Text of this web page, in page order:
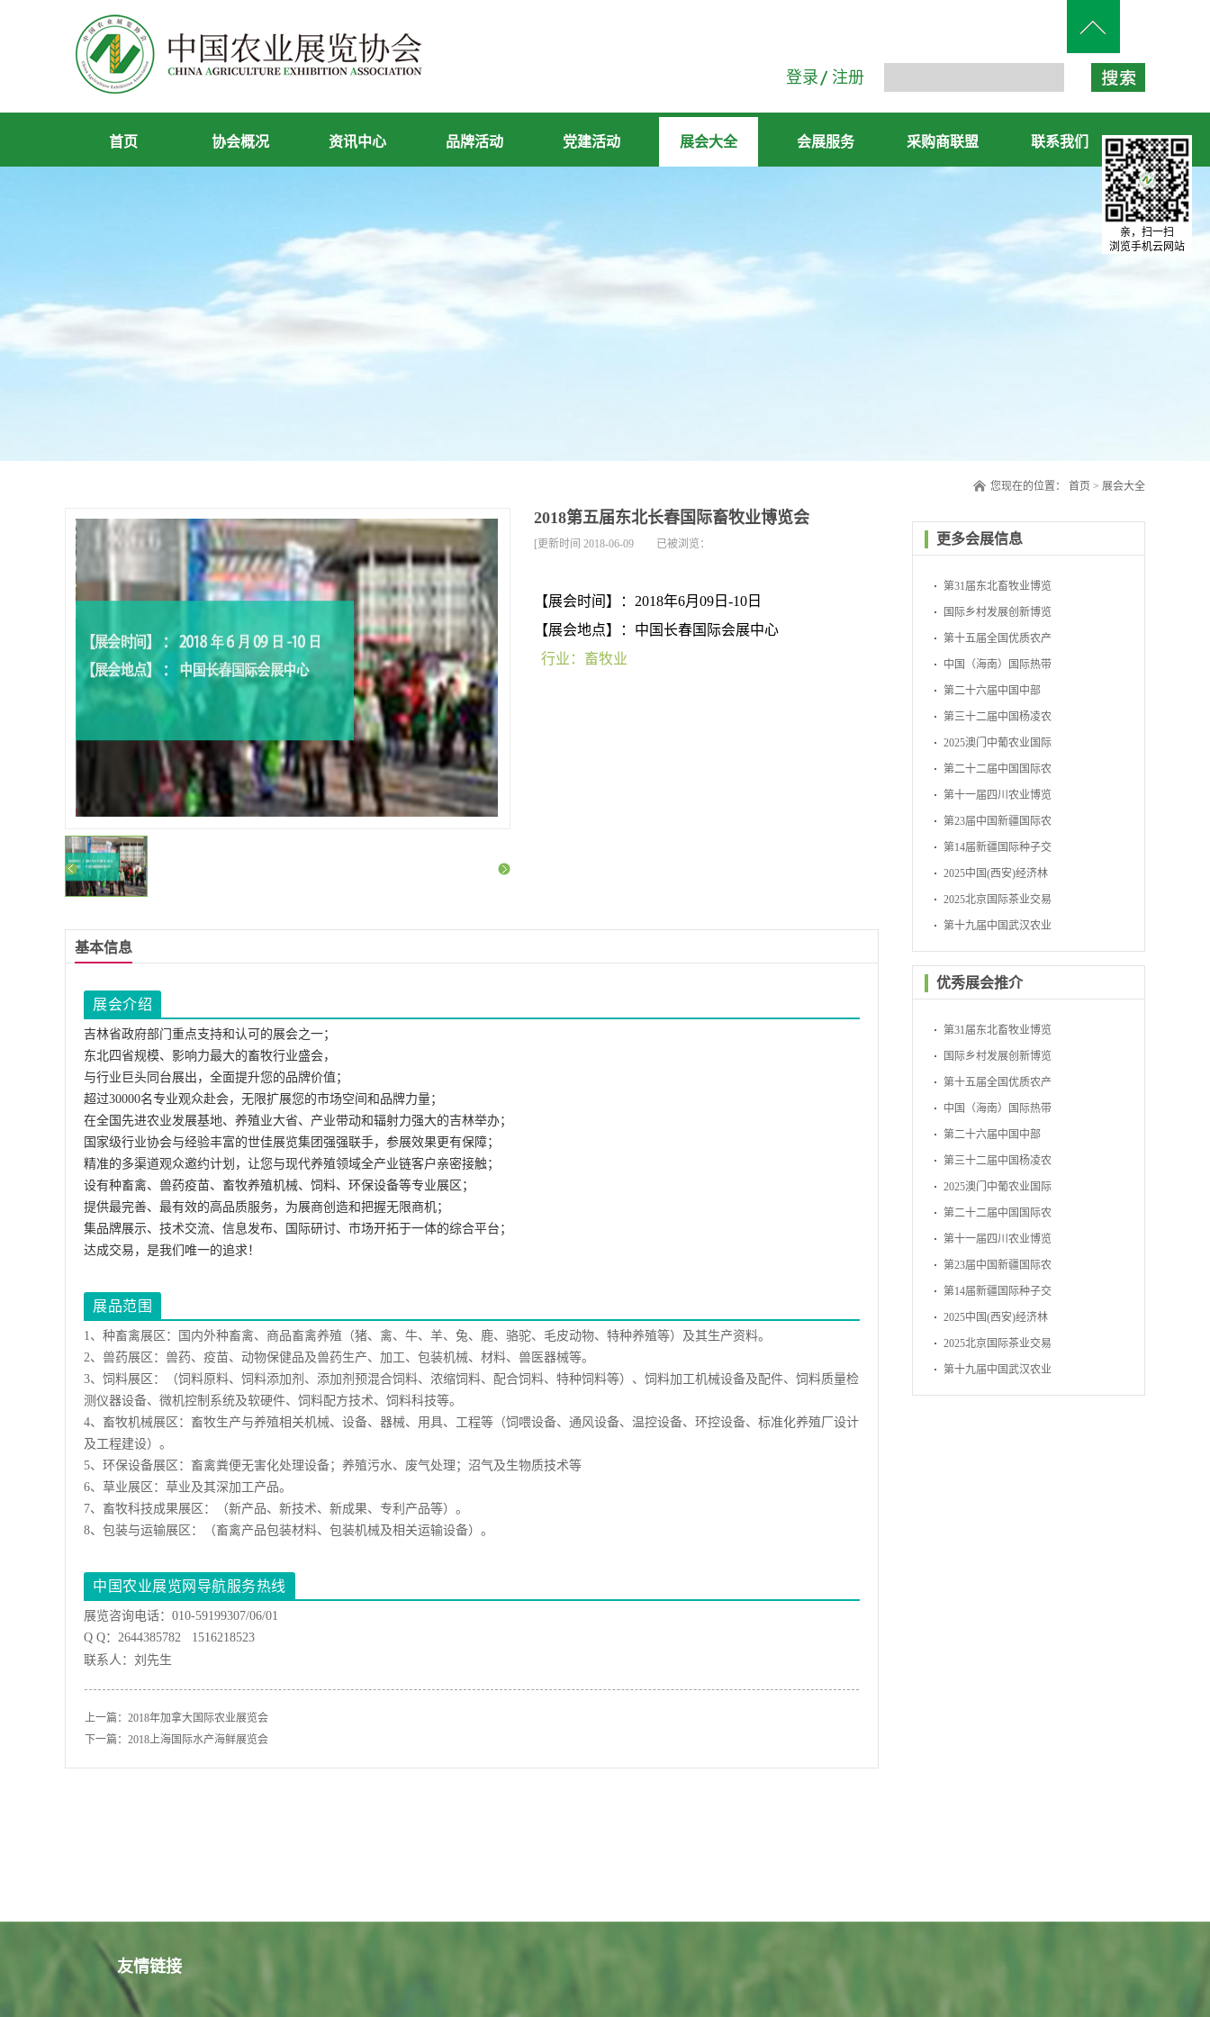
登录 注册
首页 协会概况 资讯中心 品牌活动 党建活动 展会大全 会展服务 采购商联盟 联系我们
您现在的位置： 首页 > 展会大全
更多会展信息
第31届东北畜牧业博览
会 国际乡村发展创新博览
会第十五届全国优质农产
品展销周
中国（海南）国际热带
农产品冬季交易会
第二十六届中国中部
（湖南）农业博览会
第三十二届中国杨凌农
业高新科技成果博览会
2025澳门中葡农业国际
博览会
第二十二届中国国际农
产品交易会
第十一届四川农业博览
会第23届中国新疆国际农
业博览会
第14届新疆国际种子交
易会2025中国(西安)经济林
暨林下经济产业博览会
2025北京国际茶业交易
博览会
第十九届中国武汉农业
博览会
优秀展会推介
第31届东北畜牧业博览
会 国际乡村发展创新博览
会第十五届全国优质农产
品展销周
中国（海南）国际热带
农产品冬季交易会
第二十六届中国中部
（湖南）农业博览会
第三十二届中国杨凌农
业高新科技成果博览会
2025澳门中葡农业国际
博览会
第二十二届中国国际农
产品交易会
第十一届四川农业博览
会第23届中国新疆国际农
业博览会
第14届新疆国际种子交
易会2025中国(西安)经济林
暨林下经济产业博览会
2025北京国际茶业交易
博览会
第十九届中国武汉农业
博览会
2018第五届东北长春国际畜牧业博览会
[更新时间 2018-06-09 已被浏览：
【展会时间】：2018年6月09日-10日
【展会地点】：中国长春国际会展中心
行业：畜牧业
基本信息
展会介绍
吉林省政府部门重点支持和认可的展会之一；
东北四省规模、影响力最大的畜牧行业盛会，
与行业巨头同台展出，全面提升您的品牌价值；
超过30000名专业观众赴会，无限扩展您的市场空间和品牌力量；
在全国先进农业发展基地、养殖业大省、产业带动和辐射力强大的吉林举办；
国家级行业协会与经验丰富的世佳展览集团强强联手，参展效果更有保障；
精准的多渠道观众邀约计划，让您与现代养殖领域全产业链客户亲密接触；
设有种畜禽、兽药疫苗、畜牧养殖机械、饲料、环保设备等专业展区；
提供最完善、最有效的高品质服务，为展商创造和把握无限商机；
集品牌展示、技术交流、信息发布、国际研讨、市场开拓于一体的综合平台；
达成交易，是我们唯一的追求！
展品范围
1、种畜禽展区：国内外种畜禽、商品畜禽养殖（猪、禽、牛、羊、兔、鹿、骆驼、毛皮动物、特种养殖等）及其生产资料。
2、兽药展区：兽药、疫苗、动物保健品及兽药生产、加工、包装机械、材料、兽医器械等。
3、饲料展区：（饲料原料、饲料添加剂、添加剂预混合饲料、浓缩饲料、配合饲料、特种饲料等）、饲料加工机械设备及配件、饲料质量检
测仪器设备、微机控制系统及软硬件、饲料配方技术、饲料科技等。
4、畜牧机械展区：畜牧生产与养殖相关机械、设备、器械、用具、工程等（饲喂设备、通风设备、温控设备、环控设备、标准化养殖厂设计
及工程建设）。
5、环保设备展区：畜禽粪便无害化处理设备；养殖污水、废气处理；沼气及生物质技术等
6、草业展区：草业及其深加工产品。
7、畜牧科技成果展区：（新产品、新技术、新成果、专利产品等）。
8、包装与运输展区：（畜禽产品包装材料、包装机械及相关运输设备）。
中国农业展览网导航服务热线
展览咨询电话：010-59199307/06/01
Q Q：2644385782 1516218523
联系人：刘先生
上一篇： 2018年加拿大国际农业展览会
下一篇： 2018上海国际水产海鲜展览会
友情链接
亲，扫一扫
浏览手机云网站